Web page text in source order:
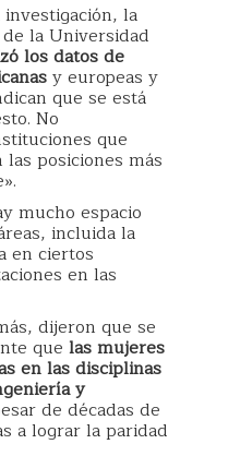
la
la Universidad
los datos de
y europeas y
que se está
No
que
posiciones más
mucho espacio
incluida la
en ciertos
en las
dijeron que se
que las mujeres
en las disciplinas
y
de décadas de
a lograr la paridad